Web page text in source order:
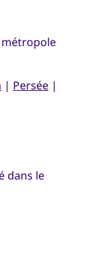
| Persée|
dans le